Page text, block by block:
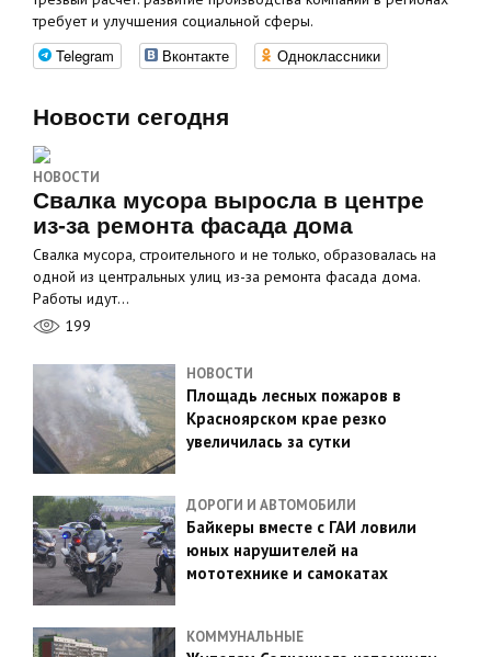
требует и улучшения социальной сферы.
Telegram Вконтакте Одноклассники
Новости сегодня
НОВОСТИ
Свалка мусора выросла в центре
из-за ремонта фасада дома
Свалка мусора, строительного и не только, образовалась на
одной из центральных улиц из-за ремонта фасада дома.
Работы идут…
199
НОВОСТИ
Площадь лесных пожаров в
Красноярском крае резко
увеличилась за сутки
ДОРОГИ И АВТОМОБИЛИ
Байкеры вместе с ГАИ ловили
юных нарушителей на
мототехнике и самокатах
КОММУНАЛЬНЫЕ